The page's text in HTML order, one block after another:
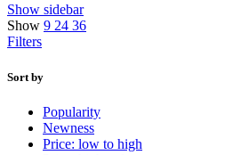
Show sidebar
Show 9 24 36
Filters
Sort by
Popularity
Newness
Price: low to high